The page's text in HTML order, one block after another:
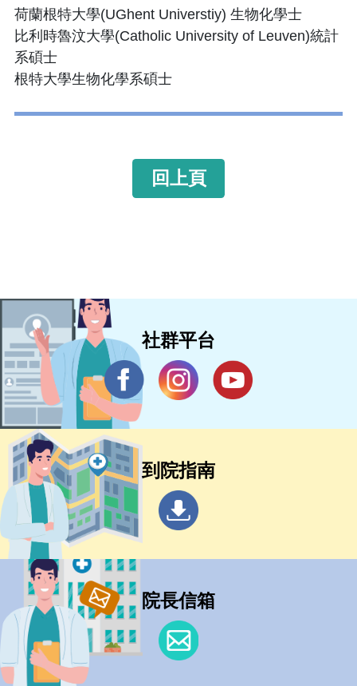
荷蘭根特大學(UGhent Universtiy) 生物化學士
比利時魯汶大學(Catholic University of Leuven)統計
系碩士
根特大學生物化學系碩士
回上頁
社群平台
到院指南
院長信箱